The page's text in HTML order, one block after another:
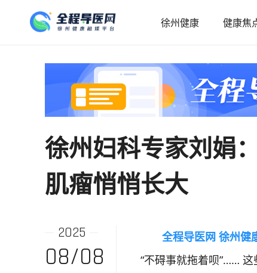
徐州健康 健康焦
徐州妇科专家刘娟
肌瘤悄悄长大
2025
08/08
全程导医网 徐州健
“不碍事就拖着呗”…… 这